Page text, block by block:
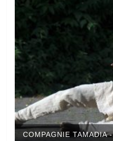
COMPAGNIE TAMADIA -